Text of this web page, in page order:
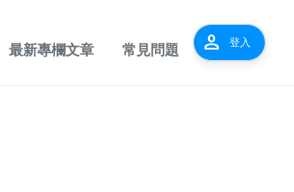
最新專欄文章 常見問題 person 登入